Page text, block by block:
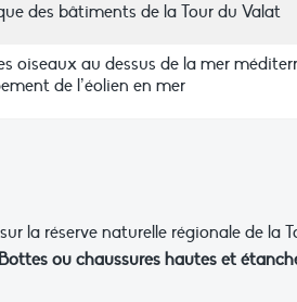
des bâtiments de la Tour du Valat
oiseaux au dessus de la mer
de l’éolien en mer
la réserve naturelle régionale de la
ou chaussures hautes et